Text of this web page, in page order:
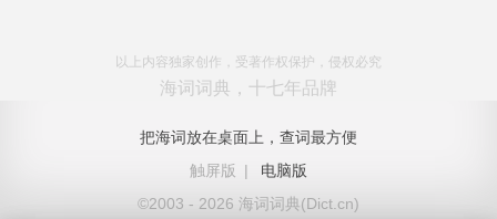
以上内容独家创作，受著作权保护，侵权必究
海词词典，十七年品牌
把海词放在桌面上，查词最方便
触屏版
|
电脑版
©2003 - 2026 海词词典(Dict.cn)